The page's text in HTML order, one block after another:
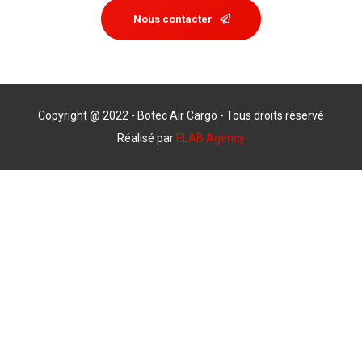
Nous contacter
Copyright @ 2022 - Botec Air Cargo - Tous droits réservé
Réalisé parELAB Agency